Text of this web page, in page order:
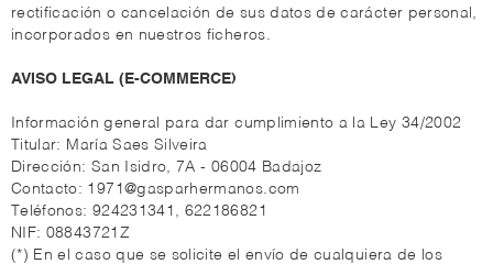
rectificación o cancelación de sus datos de carácter personal,
incorporados en nuestros ficheros.
AVISO LEGAL (E-COMMERCE)
Información general para dar cumplimiento a la Ley 34/2002
Titular: María Saes Silveira
Dirección: San Isidro, 7A - 06004 Badajoz
Contacto: 1971@gasparhermanos.com
Teléfonos: 924231341, 622186821
NIF: 08843721Z
(*) En el caso que se solicite el envío de cualquiera de los